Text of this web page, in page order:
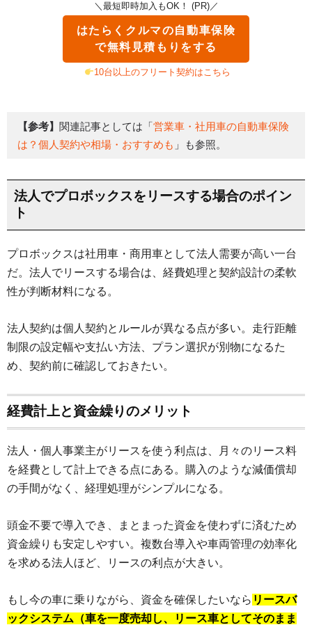
＼最短即時加入もOK！ (PR)／
はたらくクルマの自動車保険
で無料見積もりをする
10台以上のフリート契約はこちら
【参考】 関連記事としては「営業車・社用車の自動車保険
は？個人契約や相場・おすすめも 」も参照。
法人でプロボックスをリースする場合のポイン
ト
プロボックスは社用車・商用車として法人需要が高い一台
だ。法人でリースする場合は、経費処理と契約設計の柔軟
性が判断材料になる。
法人契約は個人契約とルールが異なる点が多い。走行距離
制限の設定幅や支払い方法、プラン選択が別物になるた
め、契約前に確認しておきたい。
経費計上と資金繰りのメリット
法人・個人事業主がリースを使う利点は、月々のリース料
を経費として計上できる点にある。購入のような減価償却
の手間がなく、経理処理がシンプルになる。
頭金不要で導入でき、まとまった資金を使わずに済むため
資金繰りも安定しやすい。複数台導入や車両管理の効率化
を求める法人ほど、リースの利点が大きい。
もし今の車に乗りながら、資金を確保したいなら リースバ
ックシステム（車を一度売却し、リース車としてそのまま